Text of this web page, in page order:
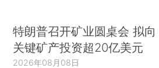
特朗普召开矿业圆桌会 拟向
关键矿产投资超20亿美元
2026年08月08日